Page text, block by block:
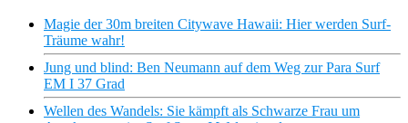
Magie der 30m breiten Citywave Hawaii: Hier werden Surf-
Träume wahr!
Jung und blind: Ben Neumann auf dem Weg zur Para Surf
EM I 37 Grad
Wellen des Wandels: Sie kämpft als Schwarze Frau um